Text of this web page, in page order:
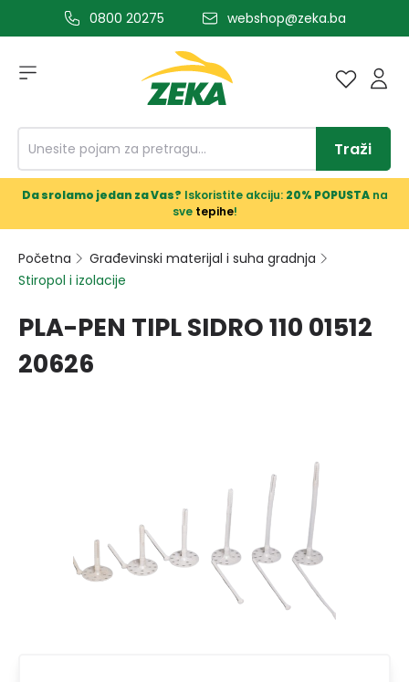
glavni sadržaj0800 20275 webshop@zeka.ba
Traži
Da srolamo jedan za Vas? Iskoristite akciju: 20% POPUSTAna
sve tepihe!
Početna
Građevinski materijal i suha gradnja
Stiropol i izolacije
PLA-PEN TIPL SIDRO 110 01512
20626